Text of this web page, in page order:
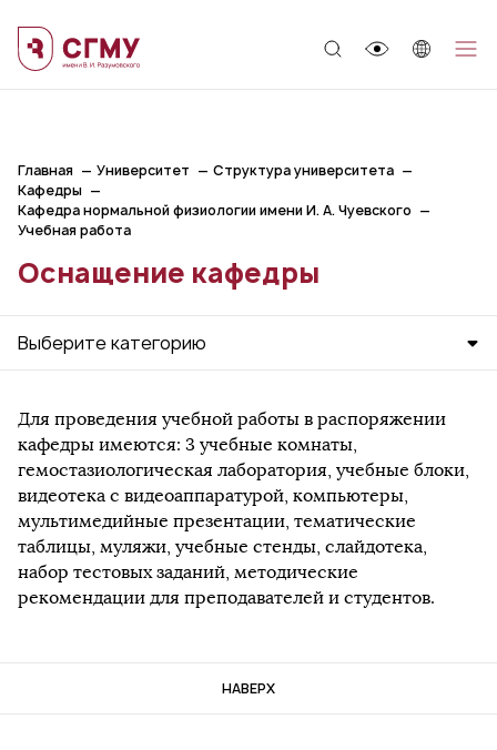
Главная Университет
Структура университета
Кафедры
Кафедра нормальной физиологии имени И. А. Чуевского
Учебная работа
Оснащение кафедры
Выберите категорию
Для проведения учебной работы в распоряжении
кафедры имеются: 3 учебные комнаты,
гемостазиологическая лаборатория, учебные блоки,
видеотека с видеоаппаратурой, компьютеры,
мультимедийные презентации, тематические
таблицы, муляжи, учебные стенды, слайдотека,
набор тестовых заданий, методические
рекомендации для преподавателей и студентов.
НАВЕРХ